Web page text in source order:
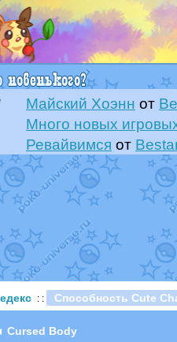
Майский Хоэнн от
Много новых
Ревайвимся от
Всё, трындец
Технические
доброе утро славяне
Йолда и Мимикью
от
Недовольный
The Dark Wishmaker
шадоу спиритомбот
траббишот
Raging Bolt
: : Способность Cute
Cursed Body